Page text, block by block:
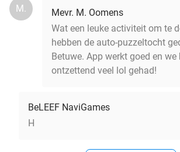
M.
Mevr. M. Oomens
Wat een leuke activiteit om te
hebben de auto-puzzeltocht
Betuwe. App werkt goed en we
ontzettend veel lol gehad!
BeLEEF NaviGames
H